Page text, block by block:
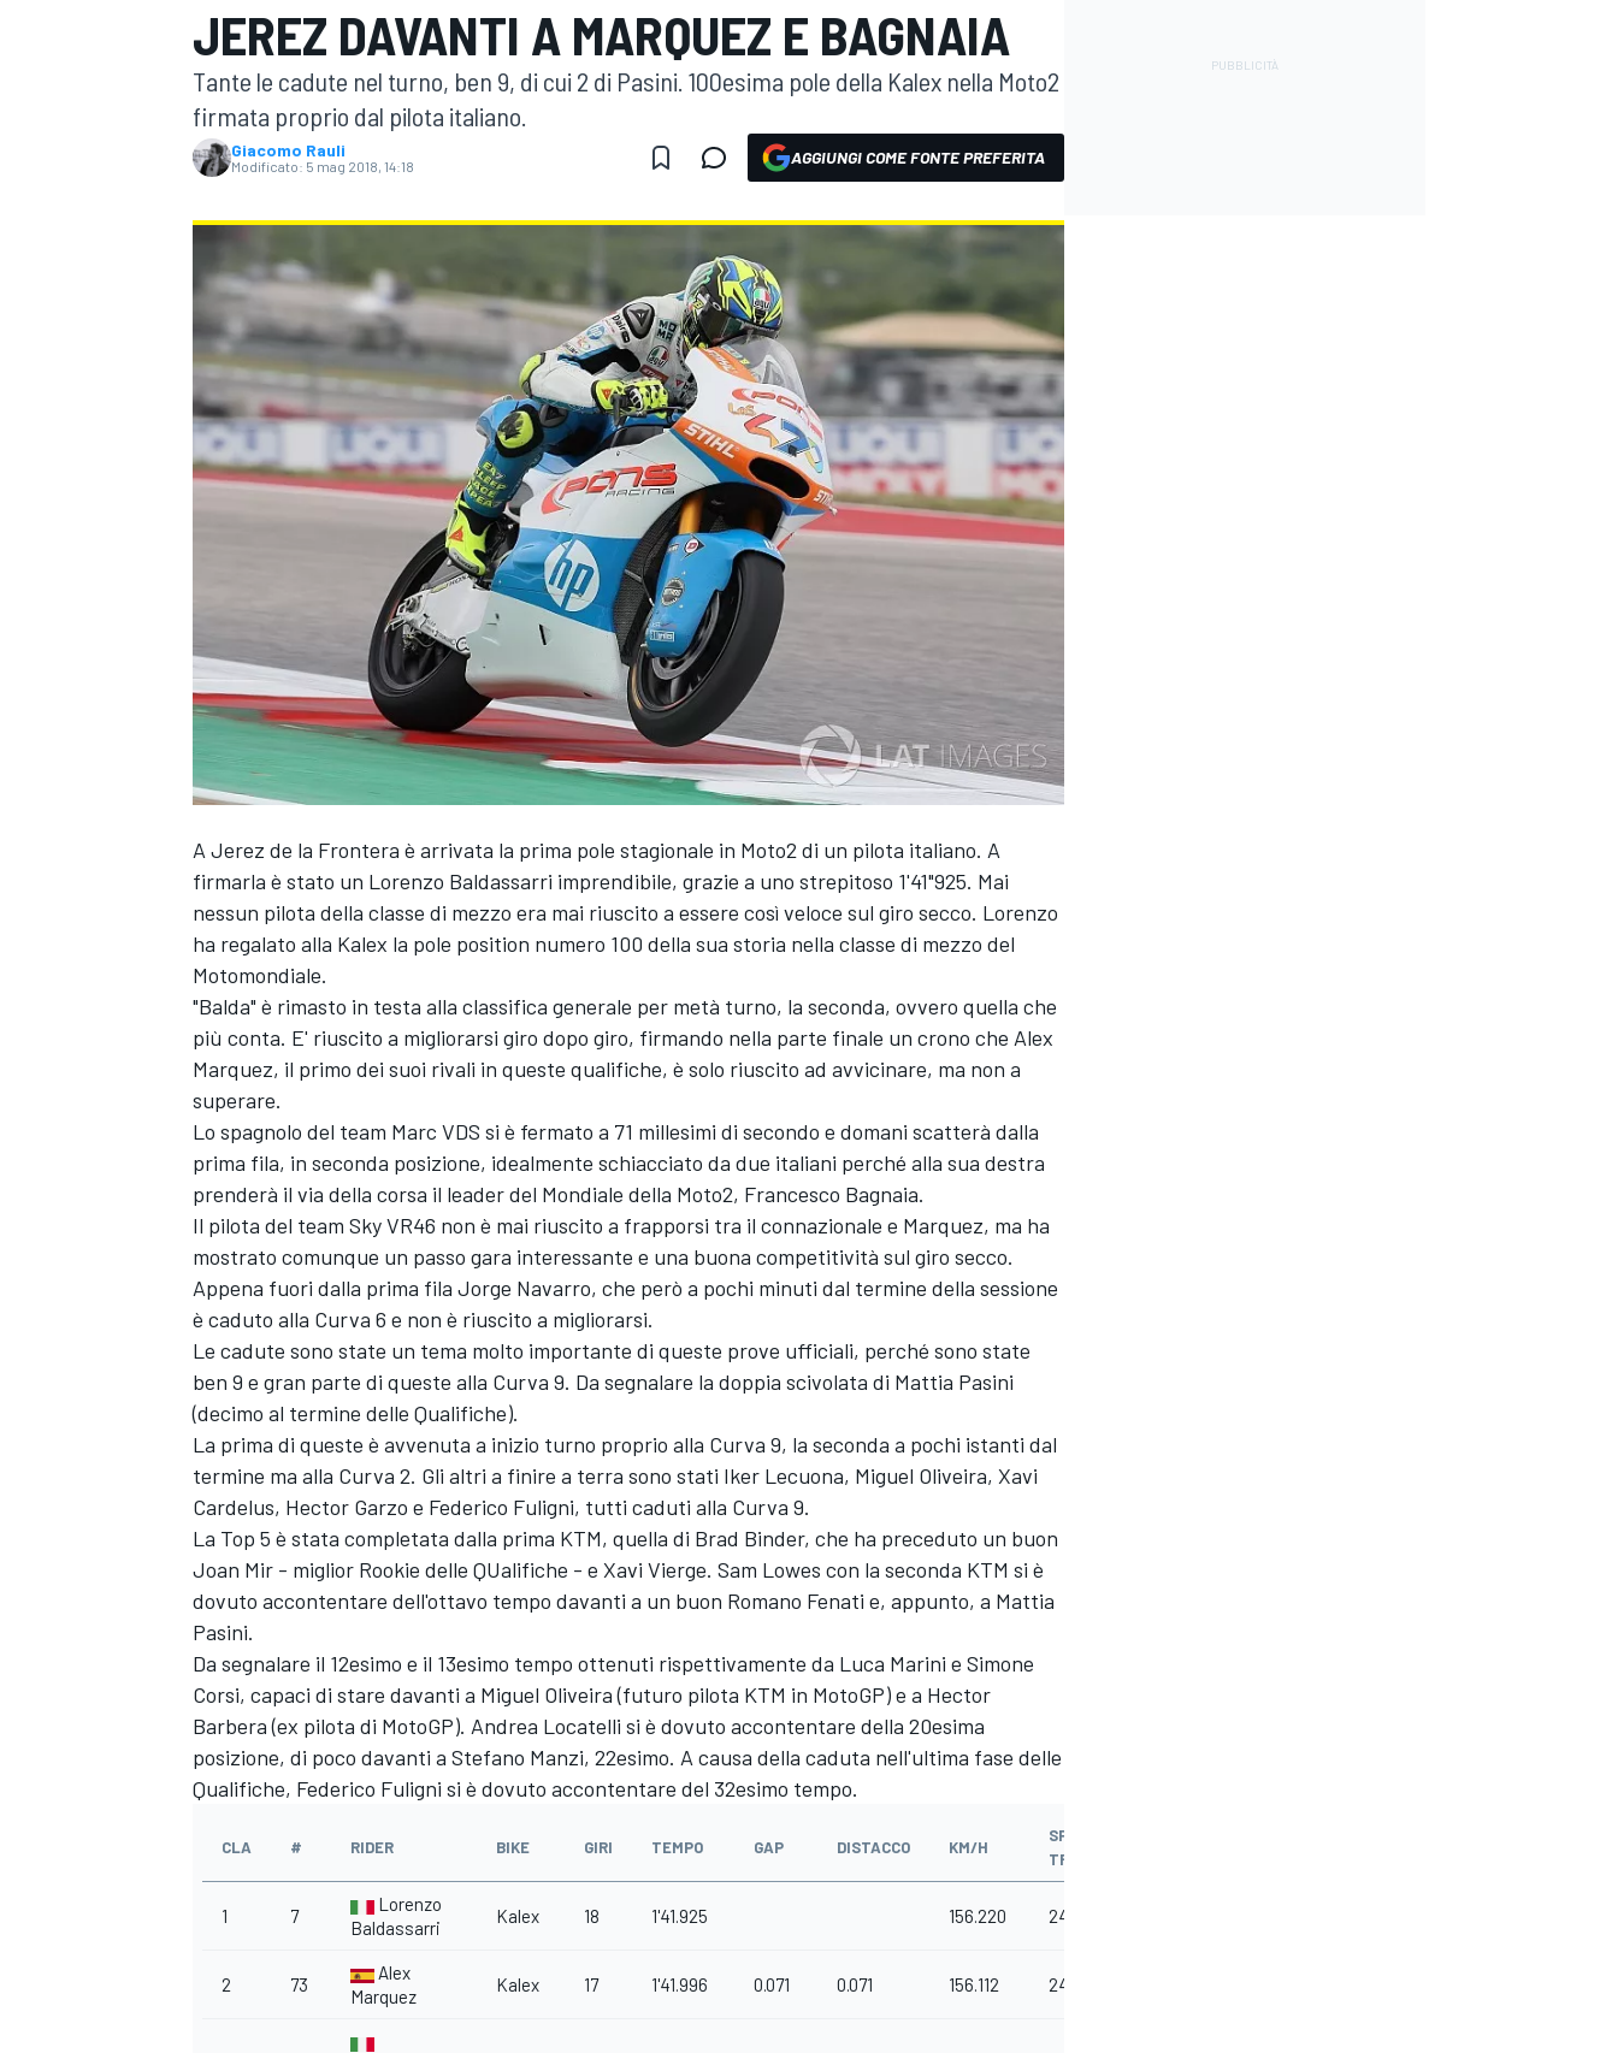
MOTOGP WEC
MONOPOSTO
JEREZ DAVANTI A MARQUEZ E BAGNAIA
Tante le cadute nel turno, ben 9, di cui 2 di Pasini. 100esima pole della Kalex nella Moto2
firmata proprio dal pilota italiano.
Giacomo Rauli
Modificato: 5 mag 2018, 14:18 AGGIUNGI COME FONTE PREFERITA
A Jerez de la Frontera è arrivata la prima pole stagionale in Moto2 di un pilota italiano. A
firmarla è stato un Lorenzo Baldassarri imprendibile, grazie a uno strepitoso 1'41"925. Mai
nessun pilota della classe di mezzo era mai riuscito a essere così veloce sul giro secco. Lorenzo
ha regalato alla Kalex la pole position numero 100 della sua storia nella classe di mezzo del
Motomondiale.
"Balda" è rimasto in testa alla classifica generale per metà turno, la seconda, ovvero quella che
più conta. E' riuscito a migliorarsi giro dopo giro, firmando nella parte finale un crono che Alex
Marquez, il primo dei suoi rivali in queste qualifiche, è solo riuscito ad avvicinare, ma non a
superare.
Lo spagnolo del team Marc VDS si è fermato a 71 millesimi di secondo e domani scatterà dalla
prima fila, in seconda posizione, idealmente schiacciato da due italiani perché alla sua destra
prenderà il via della corsa il leader del Mondiale della Moto2, Francesco Bagnaia.
Il pilota del team Sky VR46 non è mai riuscito a frapporsi tra il connazionale e Marquez, ma ha
mostrato comunque un passo gara interessante e una buona competitività sul giro secco.
Appena fuori dalla prima fila Jorge Navarro, che però a pochi minuti dal termine della sessione
è caduto alla Curva 6 e non è riuscito a migliorarsi.
Le cadute sono state un tema molto importante di queste prove ufficiali, perché sono state
ben 9 e gran parte di queste alla Curva 9. Da segnalare la doppia scivolata di Mattia Pasini
(decimo al termine delle Qualifiche).
La prima di queste è avvenuta a inizio turno proprio alla Curva 9, la seconda a pochi istanti dal
termine ma alla Curva 2. Gli altri a finire a terra sono stati Iker Lecuona, Miguel Oliveira, Xavi
Cardelus, Hector Garzo e Federico Fuligni, tutti caduti alla Curva 9.
La Top 5 è stata completata dalla prima KTM, quella di Brad Binder, che ha preceduto un buon
Joan Mir - miglior Rookie delle QUalifiche - e Xavi Vierge. Sam Lowes con la seconda KTM si è
dovuto accontentare dell'ottavo tempo davanti a un buon Romano Fenati e, appunto, a Mattia
Pasini.
Da segnalare il 12esimo e il 13esimo tempo ottenuti rispettivamente da Luca Marini e Simone
Corsi, capaci di stare davanti a Miguel Oliveira (futuro pilota KTM in MotoGP) e a Hector
Barbera (ex pilota di MotoGP). Andrea Locatelli si è dovuto accontentare della 20esima
posizione, di poco davanti a Stefano Manzi, 22esimo. A causa della caduta nell'ultima fase delle
Qualifiche, Federico Fuligni si è dovuto accontentare del 32esimo tempo.
CLA # RIDER BIKE GIRI TEMPO GAP DISTACCO KM/H
SPEED
TRAP
1 7
Lorenzo
Baldassarri
Kalex 18 1'41.925 156.220 243
2 73
Alex
Marquez
Kalex 17 1'41.996 0.071 0.071 156.112 243